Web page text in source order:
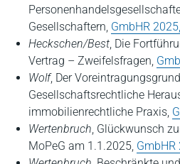
Gesellschaftern, GmbHR
Heckschen/Best, Die
Vertrag – Zweifelsfragen,
Wolf, Der
Gesellschaftsrechtliche
immobilienrechtliche Praxis,
Wertenbruch, Glückwunsch
MoPeG am 1.1.2025, GmbHR